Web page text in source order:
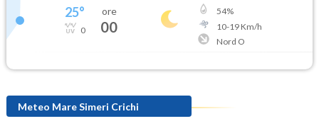
25°
0
ore
00
54%
10-19Km/h
Nord O
Meteo Mare Simeri Crichi